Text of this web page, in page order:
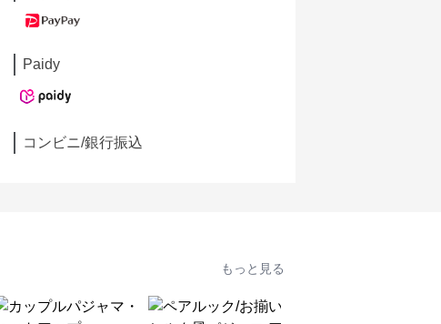
Paidy
コンビニ/銀行振込
もっと見る